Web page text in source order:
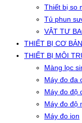
Thiết bị so
Tủ phun
VẬT TƯ
THIẾT BỊ CƠ
THIẾT BỊ MÔI
Màng lọc
Máy đo đa
Máy đo độ
Máy đo độ
Máy đo ion